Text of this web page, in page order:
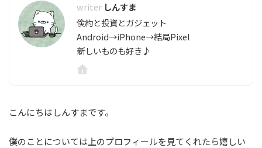
しんすま
倹約と投資とガジェット
Android→iPhone→結局Pixel
新しいものも好き♪
こんにちはしんすまです。
僕のことについては上のプロフィールを見てくれたら嬉しい